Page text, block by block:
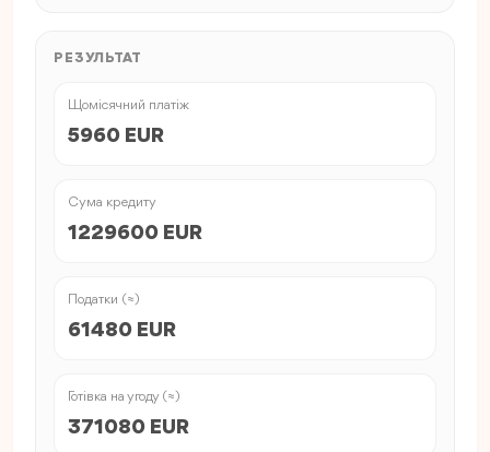
РЕЗУЛЬТАТ
Щомісячний платіж
5960 EUR
Сума кредиту
1229600 EUR
Податки (≈)
61480 EUR
Готівка на угоду (≈)
371080 EUR